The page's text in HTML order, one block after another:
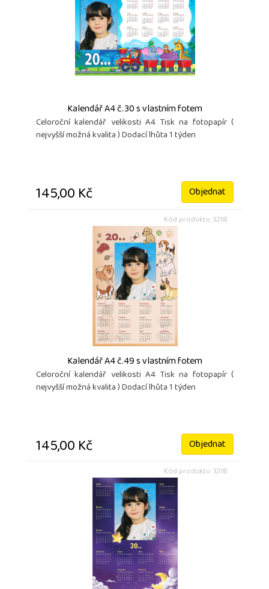
Kalendář A4 č.30 s vlastním fotem
Celoroční kalendář velikosti A4 Tisk na fotopapír (
nejvyšší možná kvalita ) Dodací lhůta 1 týden
145,00 Kč Objednat
Kód produktu: 3218
Kalendář A4 č.49 s vlastním fotem
Celoroční kalendář velikosti A4 Tisk na fotopapír (
nejvyšší možná kvalita ) Dodací lhůta 1 týden
145,00 Kč Objednat
Kód produktu: 3218